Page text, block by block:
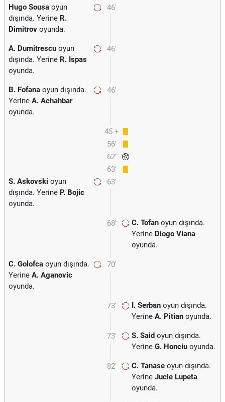
46'
Hugo Sousa oyun
dışında. Yerine R.
Dimitrov oyunda.
46'
A. Dumitrescu oyun
dışında. Yerine R. Ispas
oyunda.
46'
B. Fofana oyun dışında.
Yerine A. Achahbar
oyunda.
45 +
3
56'
62'
63'
63'
S. Askovski oyun
dışında. Yerine P. Bojic
oyunda.
68' C. Tofan oyun dışında.
Yerine Diogo Viana
oyunda.
70'
C. Golofca oyun dışında.
Yerine A. Aganovic
oyunda.
73' I. Serban oyun dışında.
Yerine A. Pitian oyunda.
73' S. Said oyun dışında.
Yerine G. Honciu oyunda.
82' C. Tanase oyun dışında.
Yerine Jucie Lupeta
oyunda.